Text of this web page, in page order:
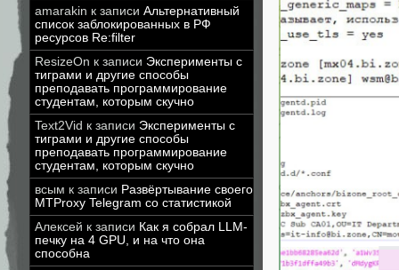
amarakin к записи Альтернативный
список заблокированных в РФ
ресурсов Re:filter
ResizeOn к записи Эксперименты с
тиграми и другие способы
преподавать программирование
студентам, которым скучно
Text2Vid к записи Эксперименты с
тиграми и другие способы
преподавать программирование
студентам, которым скучно
всым к записи Развёртывание своего
MTProxy Telegram со статистикой
Алексей к записи Как я собрал LLM-
печку на 4 GPU, и на что она
способна